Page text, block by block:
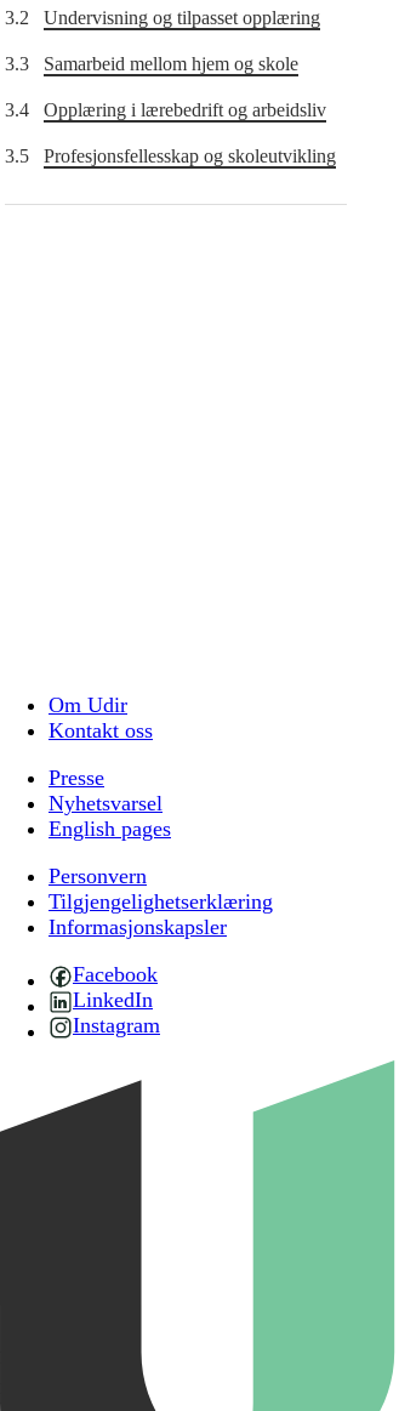
3.2 Undervisning og tilpasset opplæring
3.3 Samarbeid mellom hjem og skole
3.4 Opplæring i lærebedrift og arbeidsliv
3.5 Profesjonsfellesskap og skoleutvikling
Om Udir
Kontakt oss
Presse
Nyhetsvarsel
English pages
Personvern
Tilgjengelighetserklæring
Informasjonskapsler
Facebook
LinkedIn
Instagram